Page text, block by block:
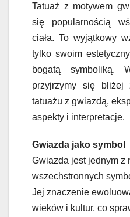
Tatuaż z motywem
się popularnością
ciała. To wyjątkowy
tylko swoim
bogatą symboliką.
przyjrzymy się bliżej
tatuażu z gwiazdą,
aspekty i interpretacje.
Gwiazda jako symbol
Gwiazda jest jednym z
wszechstronnych
Jej znaczenie
wieków i kultur, co